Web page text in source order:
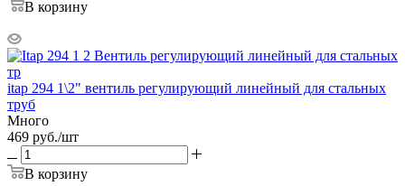
В корзину
itap 294 1\2" вентиль регулирующий линейный для стальных
труб
Много
469 руб./шт
В корзину